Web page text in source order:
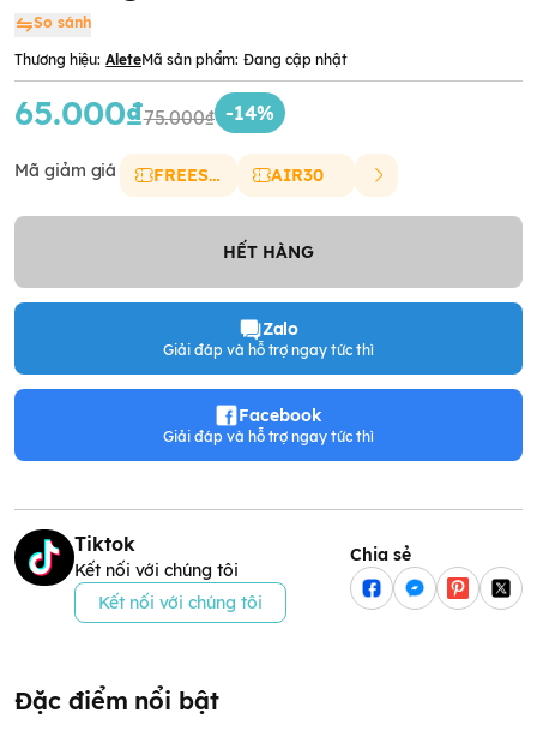
So sánh
Thương hiệu: AleteMã sản phẩm: Đang cập nhật
65.000₫75.000₫ -14%
Mã giảm giá FREESHIP AIR30
HẾT HÀNG
Zalo
Giải đáp và hỗ trợ ngay tức thì
Facebook
Giải đáp và hỗ trợ ngay tức thì
Tiktok
Kết nối với chúng tôi
Kết nối với chúng tôi
Chia sẻ
Đặc điểm nổi bật